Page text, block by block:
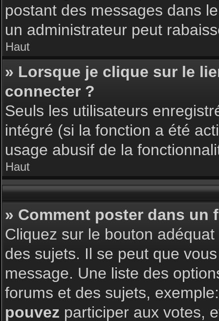
postant des messages dans
un administrateur peut
Haut
» Lorsque je clique sur le
connecter ?
Seuls les utilisateurs
intégré (si la fonction a été
usage abusif de la
Haut
» Comment poster dans un
Cliquez sur le bouton
des sujets. Il se peut que
message. Une liste des
forums et des sujets,
pouvez participer aux votes,